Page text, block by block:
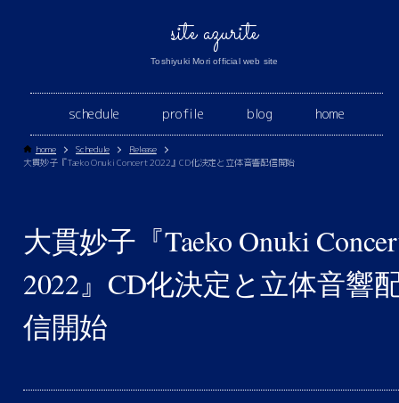
site azurite
Toshiyuki Mori official web site
schedule profile blog home
home Schedule
Release
大貫妙子『Taeko Onuki Concert 2022』CD化決定と立体音響配信開始
大貫妙子『Taeko Onuki
2022』CD化決定と立体音響
信開始